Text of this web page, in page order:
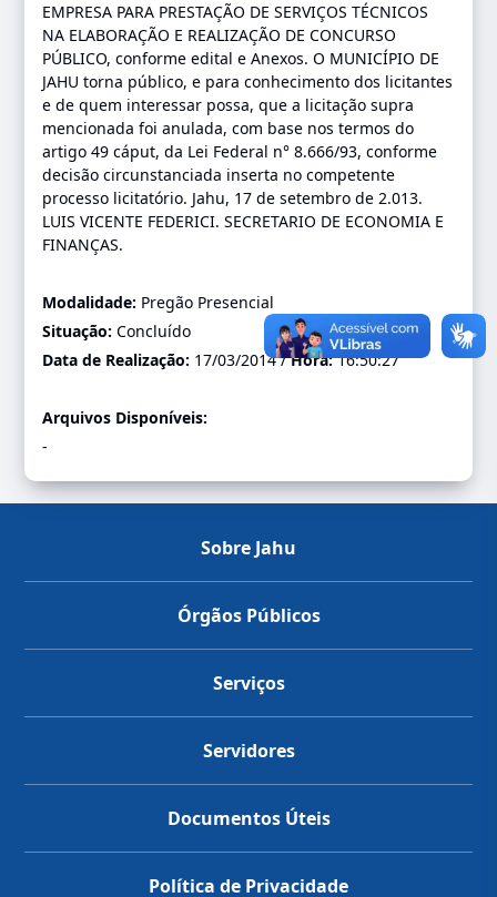
EMPRESA PARA PRESTAÇÃO DE SERVIÇOS TÉCNICOS
NA ELABORAÇÃO E REALIZAÇÃO DE CONCURSO
PÚBLICO, conforme edital e Anexos. O MUNICÍPIO DE
JAHU torna público, e para conhecimento dos licitantes
e de quem interessar possa, que a licitação supra
mencionada foi anulada, com base nos termos do
artigo 49 cáput, da Lei Federal n° 8.666/93, conforme
decisão circunstanciada inserta no competente
processo licitatório. Jahu, 17 de setembro de 2.013.
LUIS VICENTE FEDERICI. SECRETARIO DE ECONOMIA E
FINANÇAS.
Modalidade: Pregão Presencial
Situação:Concluído
Data de Realização: 17/03/2014 /Hora:16:50:27
Arquivos Disponíveis:
-
Sobre Jahu
Órgãos Públicos
Serviços
Servidores
Documentos Úteis
Política de Privacidade